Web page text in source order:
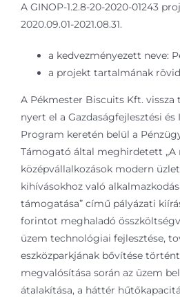
A GINOP-1.2.8-20-2020-01243
2020.09.01-2021.08.31.
a kedvezményezett neve:
a projekt tartalmának
A Pékmester Biscuits Kft.
nyert el a Gazdaságfejlesztési
Program keretén belül a
Támogató által meghirdetett „A
középvállalkozások modern
kihívásokhoz való
támogatása” című pályázati
forintot meghaladó
üzem technológiai fejlesztése,
eszközparkjának bővítése
megvalósítása során az üzem
átalakítása, a háttér